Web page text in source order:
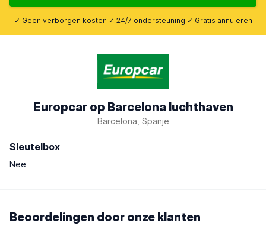
✓ Geen verborgen kosten ✓ 24/7 ondersteuning ✓ Gratis annuleren
Europcar op Barcelona luchthaven
Barcelona, Spanje
Sleutelbox
Nee
Beoordelingen door onze klanten